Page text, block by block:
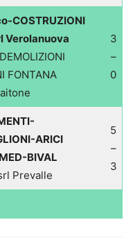
COSTRUZIONI
Verolanuova
FONTANA
3
–
0
ARICI
BIVAL
Prevalle
5
–
3